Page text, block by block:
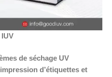
de séchage UV
d’étiquettes et